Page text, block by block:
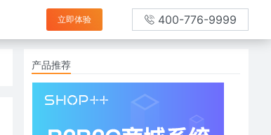
立即体验 400-776-9999
产品推荐